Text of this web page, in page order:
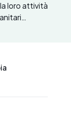
loro attività
il
di
in
e
si